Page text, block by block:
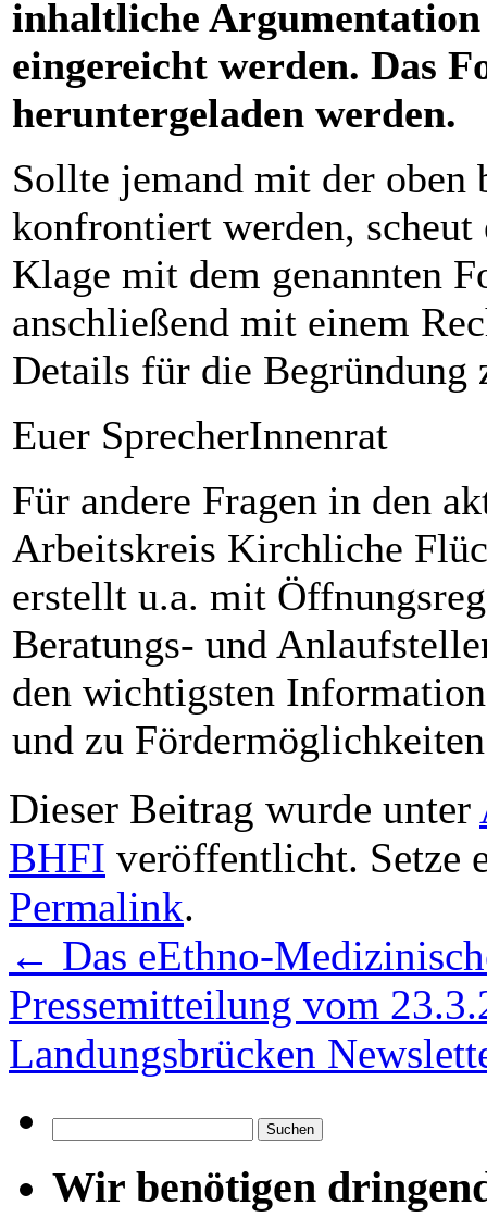
inhaltliche
eingereicht werden. Das
heruntergeladen werden.
Sollte jemand mit der oben
konfrontiert werden,
Klage mit dem genannten
anschließend mit einem
Details für die Begründung
Euer SprecherInnenrat
Für andere Fragen in den
Arbeitskreis Kirchliche
erstellt u.a. mit
Beratungs- und
den wichtigsten
und zu
Dieser Beitrag wurde unter
BHFI veröffentlicht. Setze
Permalink.
← Das eEthno-
Pressemitteilung vom
Landungsbrücken
nach:
Wir benötigen